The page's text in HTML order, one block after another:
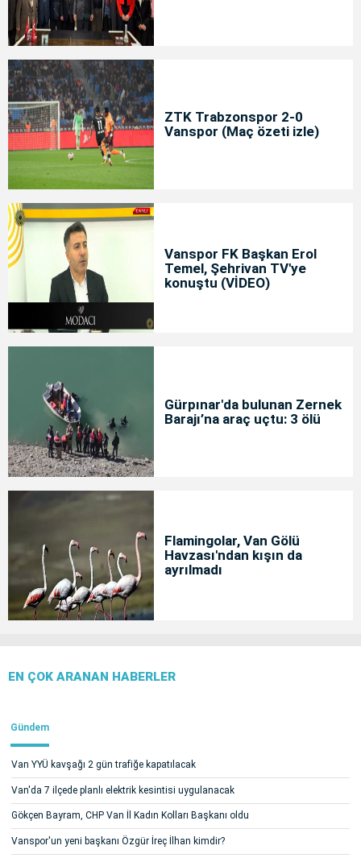
ZTK Trabzonspor 2-0
Vanspor (Maç özeti izle)
Vanspor FK Başkan Erol
Temel, Şehrivan TV'ye
konuştu (VİDEO)
Gürpınar'da bulunan Zernek
Barajı’na araç uçtu: 3 ölü
Flamingolar, Van Gölü
Havzası'ndan kışın da
ayrılmadı
EN ÇOK ARANAN HABERLER
Gündem
Van YYÜ kavşağı 2 gün trafiğe kapatılacak
Van'da 7 ilçede planlı elektrik kesintisi uygulanacak
Gökçen Bayram, CHP Van İl Kadın Kolları Başkanı oldu
Vanspor'un yeni başkanı Özgür İreç İlhan kimdir?